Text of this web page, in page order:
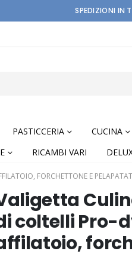
SPEDIZIONI IN
PASTICCERIA CUCINA
RICAMBI VARI
FORCHETTONE E
coltelli Pro-